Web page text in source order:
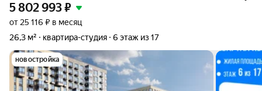
5 802 993₽
от 25 116 ₽ в месяц
26,3 м²
квартира-студия 6 этаж из 17
новостройка